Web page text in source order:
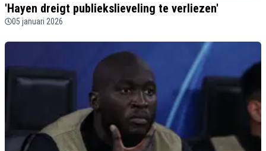
'Hayen dreigt publiekslieveling te verliezen'
05 januari 2026